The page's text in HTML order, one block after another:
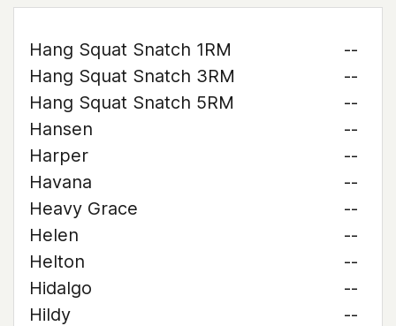
Hang Squat Snatch 1RM
--
Hang Squat Snatch 3RM
--
Hang Squat Snatch 5RM
--
Hansen
--
Harper
--
Havana
--
Heavy Grace
--
Helen
--
Helton
--
Hidalgo
--
Hildy
--